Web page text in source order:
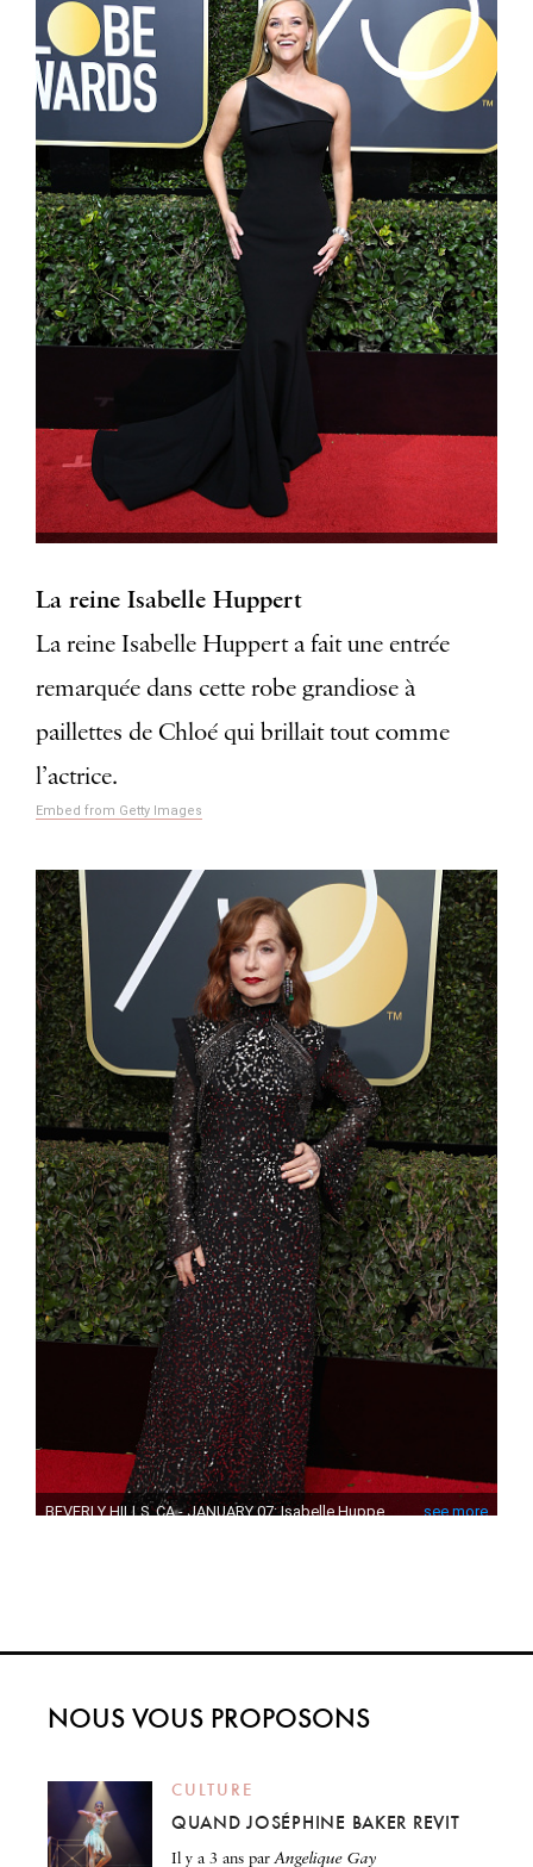
La reine Isabelle Huppert
La reine Isabelle Huppert a fait une entrée
remarquée dans cette robe grandiose à
paillettes de Chloé qui brillait tout comme
l’actrice.
Embed from Getty Images
NOUS VOUS PROPOSONS
CULTURE
QUAND JOSÉPHINE BAKER REVIT
il y a 3 ans parAngelique Gay